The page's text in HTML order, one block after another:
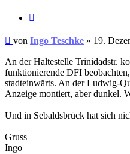
Ungelesener
von Ingo Teschke » 19.
An der Haltestelle Trinidadstr.
funktionierende DFI
stadteinwärts. An der Ludwig-
Anzeige montiert, aber dunkel.
Und in Sebaldsbrück hat sich
Gruss
Ingo